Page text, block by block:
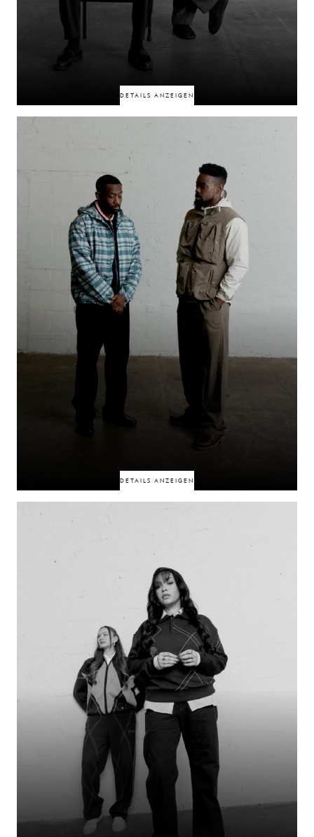
DETAILS ANZEIGEN
Durch den Glauben verbunden, stammen diese beiden aus ähnlichen
Branchen, bewegen sich jedoch auf unterschiedlichen Wegen. Was sie
zunächst in die Bahn des anderen brachte, war die Arbeit, doch was ihre
Verbindung festigte, war etwas Tieferes. Hinter der Oberfläche verbirgt
sich eine Freundschaft, die von Glauben, gemeinsamen Werten und einem
klaren Sinn für das, was wichtig ist, geprägt ist.
DETAILS ANZEIGEN
50% RABATT
Zunächst durch ihre Familie und später durch den Sport verbunden, haben
diese Brüder die Welt der Fußballinhalte im Sturm erobert. Obwohl sie
unterschiedliche Mannschaften unterstützen, geht ihre Verbundenheit
weit über jede Rivalität hinaus. Der Fußball hat diese Verbindung nur noch
verstärkt und eine Bindung gefestigt, die auf gemeinsamer Geschichte,
unterschiedlicher Loyalität und einem unerschütterlichen Zusammenhalt